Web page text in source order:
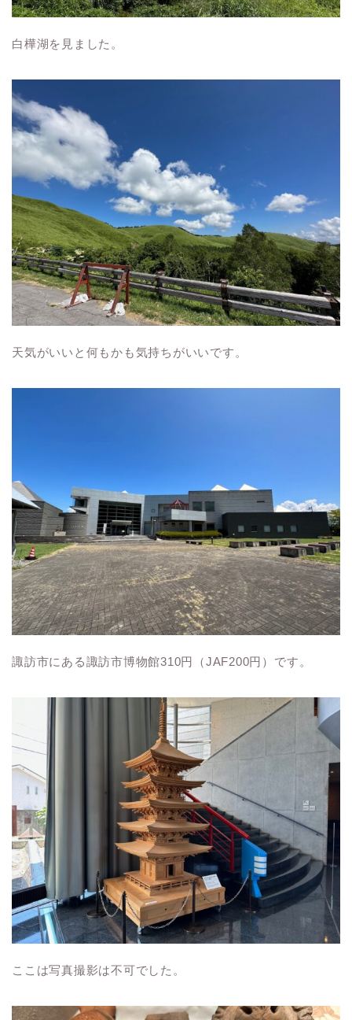
白樺湖を見ました。
天気がいいと何もかも気持ちがいいです。
諏訪市にある諏訪市博物館310円（JAF200円）です。
ここは写真撮影は不可でした。